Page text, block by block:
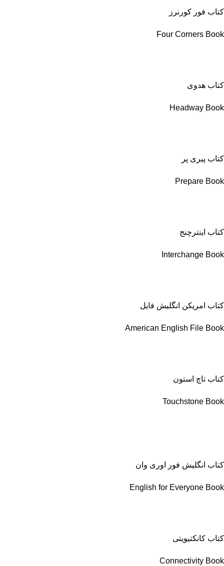
کتاب فور کورنرز
Four Corners Book
کتاب هدوی
Headway Book
کتاب پیری پر
Prepare Book
کتاب اینترچنج
Interchange Book
کتاب امریکن انگلیش فایل
American English File Book
کتاب تاچ استون
Touchstone Book
کتاب انگلیش فور اوری وان
English for Everyone Book
کتاب کانکتیویتی
Connectivity Book